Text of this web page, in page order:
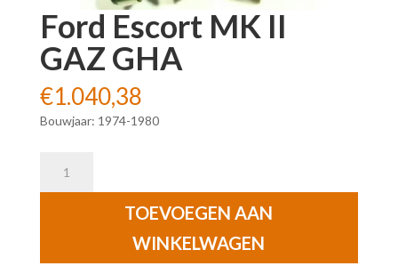
Ford Escort MK II
GAZ GHA
€1.040,38
Bouwjaar: 1974-1980
Escort
TOEVOEGEN AAN
WINKELWAGEN